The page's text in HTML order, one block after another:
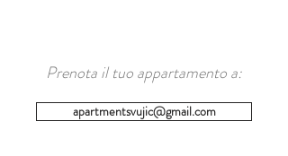
Prenota il tuo appartamento a:
apartmentsvujic@gmail.com